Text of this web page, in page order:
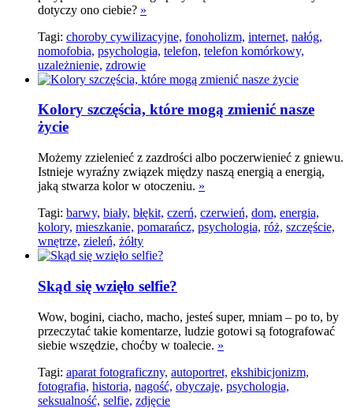
dotyczy ono ciebie? »
Tagi: choroby cywilizacyjne, fonoholizm, internet, nałóg,
nomofobia, psychologia, telefon, telefon komórkowy,
uzależnienie, zdrowie
Kolory szczęścia, które mogą zmienić nasze
życie
Możemy zzielenieć z zazdrości albo poczerwienieć z gniewu.
Istnieje wyraźny związek między naszą energią a energią,
jaką stwarza kolor w otoczeniu. »
Tagi: barwy, biały, błękit, czerń, czerwień, dom, energia,
kolory, mieszkanie, pomarańcz, psychologia, róż, szczęście,
wnętrze, zieleń, żółty
Skąd się wzięło selfie?
Wow, bogini, ciacho, macho, jesteś super, mniam – po to, by
przeczytać takie komentarze, ludzie gotowi są fotografować
siebie wszędzie, choćby w toalecie. »
Tagi: aparat fotograficzny, autoportret, ekshibicjonizm,
fotografia, historia, nagość, obyczaje, psychologia,
seksualność, selfie, zdjęcie